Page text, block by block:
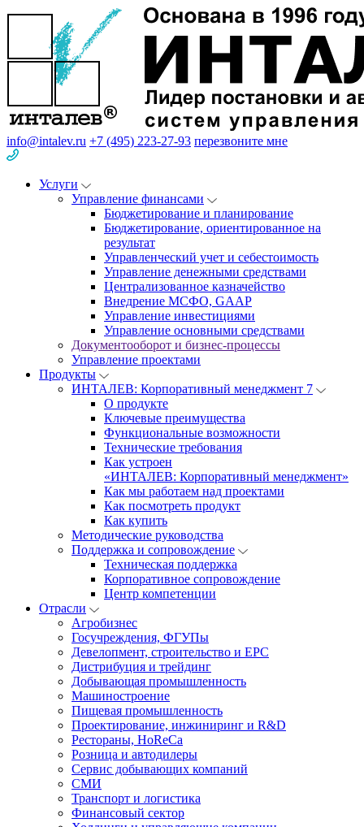
info@intalev.ru +7 (495) 223-27-93 перезвоните мне
Услуги
Управление финансами
Бюджетирование и планирование
Бюджетирование, ориентированное на
результат
Управленческий учет и себестоимость
Управление денежными средствами
Централизованное казначейство
Внедрение МСФО, GAAP
Управление инвестициями
Управление основными средствами
Документооборот и бизнес-процессы
Управление проектами
Продукты
ИНТАЛЕВ: Корпоративный менеджмент 7
О продукте
Ключевые преимущества
Функциональные возможности
Технические требования
Как устроен
«ИНТАЛЕВ: Корпоративный менеджмент»
Как мы работаем над проектами
Как посмотреть продукт
Как купить
Методические руководства
Поддержка и сопровождение
Техническая поддержка
Корпоративное сопровождение
Центр компетенции
Отрасли
Агробизнес
Госучреждения, ФГУПы
Девелопмент, строительство и EPC
Дистрибуция и трейдинг
Добывающая промышленность
Машиностроение
Пищевая промышленность
Проектирование, инжиниринг и R&D
Рестораны, HoReCa
Розница и автодилеры
Сервис добывающих компаний
СМИ
Транспорт и логистика
Финансовый сектор